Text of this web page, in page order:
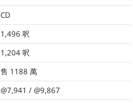
CD
1,496 呎
1,204 呎
售 1188 萬
@7,941 / @9,867